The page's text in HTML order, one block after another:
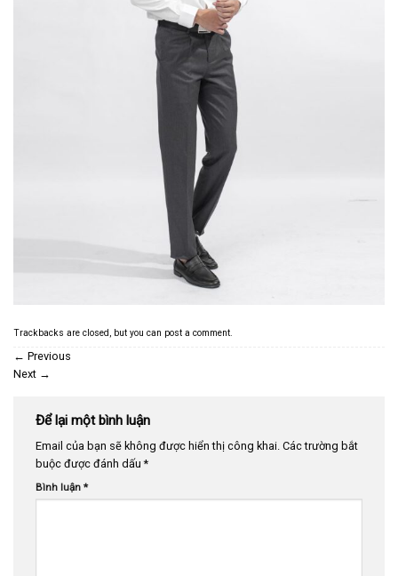
Trackbacks are closed, but you can post a comment.
← Previous
Next →
Để lại một bình luận
Email của bạn sẽ không được hiển thị công khai. Các trường bắt
buộc được đánh dấu*
Bình luận *